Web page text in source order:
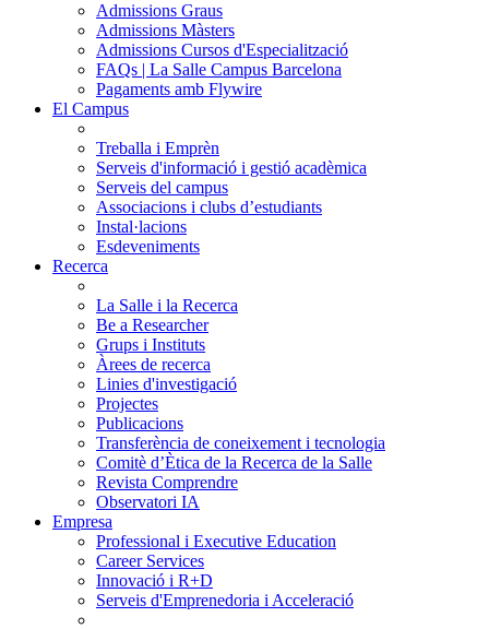
Admissions Graus
Admissions Màsters
Admissions Cursos d'Especialització
FAQs | La Salle Campus Barcelona
Pagaments amb Flywire
El Campus
Treballa i Emprèn
Serveis d'informació i gestió acadèmica
Serveis del campus
Associacions i clubs d’estudiants
Instal·lacions
Esdeveniments
Recerca
La Salle i la Recerca
Be a Researcher
Grups i Instituts
Àrees de recerca
Linies d'investigació
Projectes
Publicacions
Transferència de coneixement i tecnologia
Comitè d’Ètica de la Recerca de la Salle
Revista Comprendre
Observatori IA
Empresa
Professional i Executive Education
Career Services
Innovació i R+D
Serveis d'Emprenedoria i Acceleració